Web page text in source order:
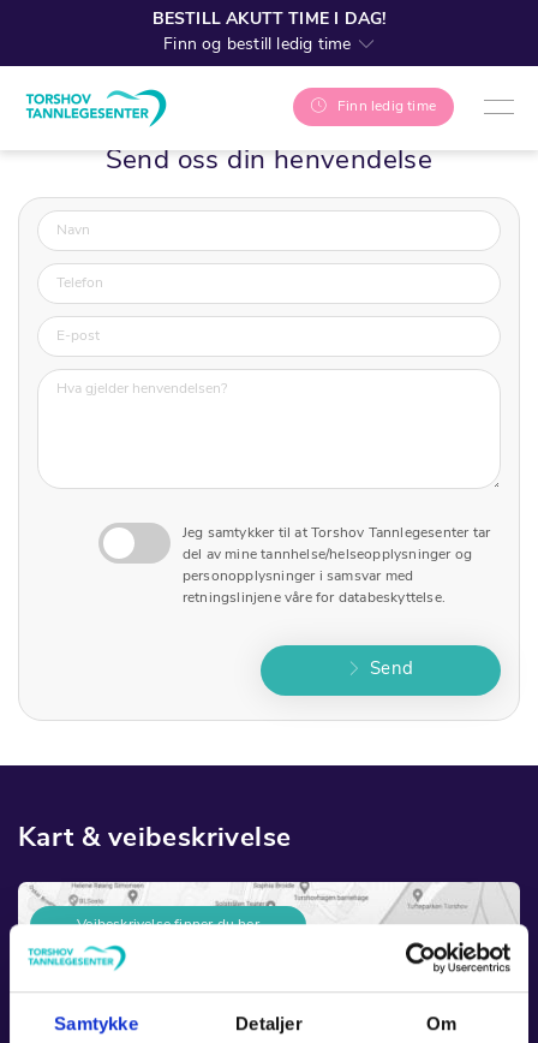
Samtykke Detaljer Om
BESTILL AKUTT TIME I DAG!
Finn og bestill ledig time
Finn ledig time
Send oss din henvendelse
Jeg samtykker til at Torshov Tannlegesenter tar
del av mine tannhelse/helseopplysninger og
personopplysninger i samsvar med
retningslinjene våre for databeskyttelse.
Send
Kart & veibeskrivelse
Veibeskrivelse finner du her
Kart på Google Maps